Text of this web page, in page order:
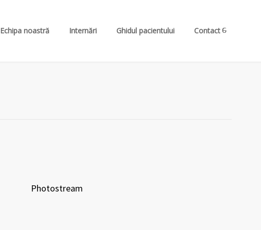
Echipa noastră Internări Ghidul pacientului Contact
Photostream